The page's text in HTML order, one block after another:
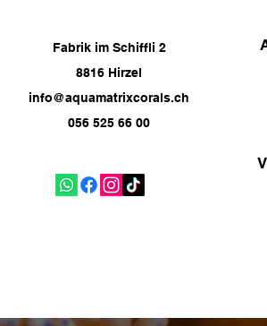
Fabrik im Schiffli 2
8816 Hirzel
info@aquamatrixcorals.ch
056 525 66 00